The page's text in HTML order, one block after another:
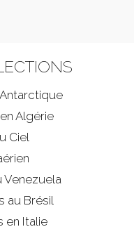
Antarctique
Algérie
Ciel
Venezuela
au Brésil
en Italie